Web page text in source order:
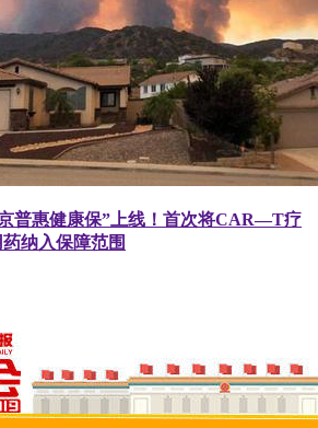
普惠健康保”上线！首次将CAR—T疗
纳入保障范围